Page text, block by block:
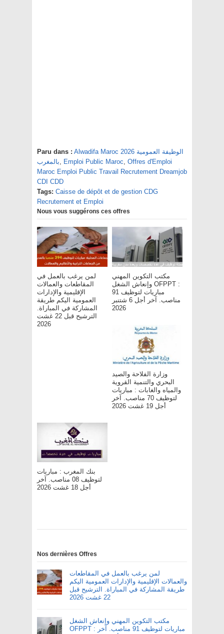
Paru dans : Alwadifa Maroc 2026 الوظيفة العمومية
بالمغرب, Emploi Public Maroc, Offres d'Emploi
Maroc Emploi Public Travail Recrutement Dreamjob
CDI CDD
Tags: Caisse de dépôt et de gestion CDG
Recrutement et Emploi
Nous vous suggérons ces offres
لمن يرغب بالعمل في
المقاطعات والعمالات
الإقليمية والإدارات
العمومية اليكم طريقة
المشاركة في المباراة.
الترشيح قبل 22 غشت
2026
مكتب التكوين المهني
وإنعاش الشغل OFPPT :
مباريات لتوظيف 91
مناصب. آخر أجل 6 شتنبر
2026
وزارة الفلاحة والصيد
البحري والتنمية القروية
والمياه والغابات : مباريات
لتوظيف 70 مناصب. آخر
أجل 19 غشت 2026
بنك المغرب : مباريات
لتوظيف 08 مناصب. آخر
أجل 18 غشت 2026
Nos dernières Offres
لمن يرغب بالعمل في المقاطعات
والعمالات الإقليمية والإدارات العمومية اليكم
طريقة المشاركة في المباراة. الترشيح قبل
22 غشت 2026
مكتب التكوين المهني وإنعاش الشغل
OFPPT : مباريات لتوظيف 91 مناصب. آخر